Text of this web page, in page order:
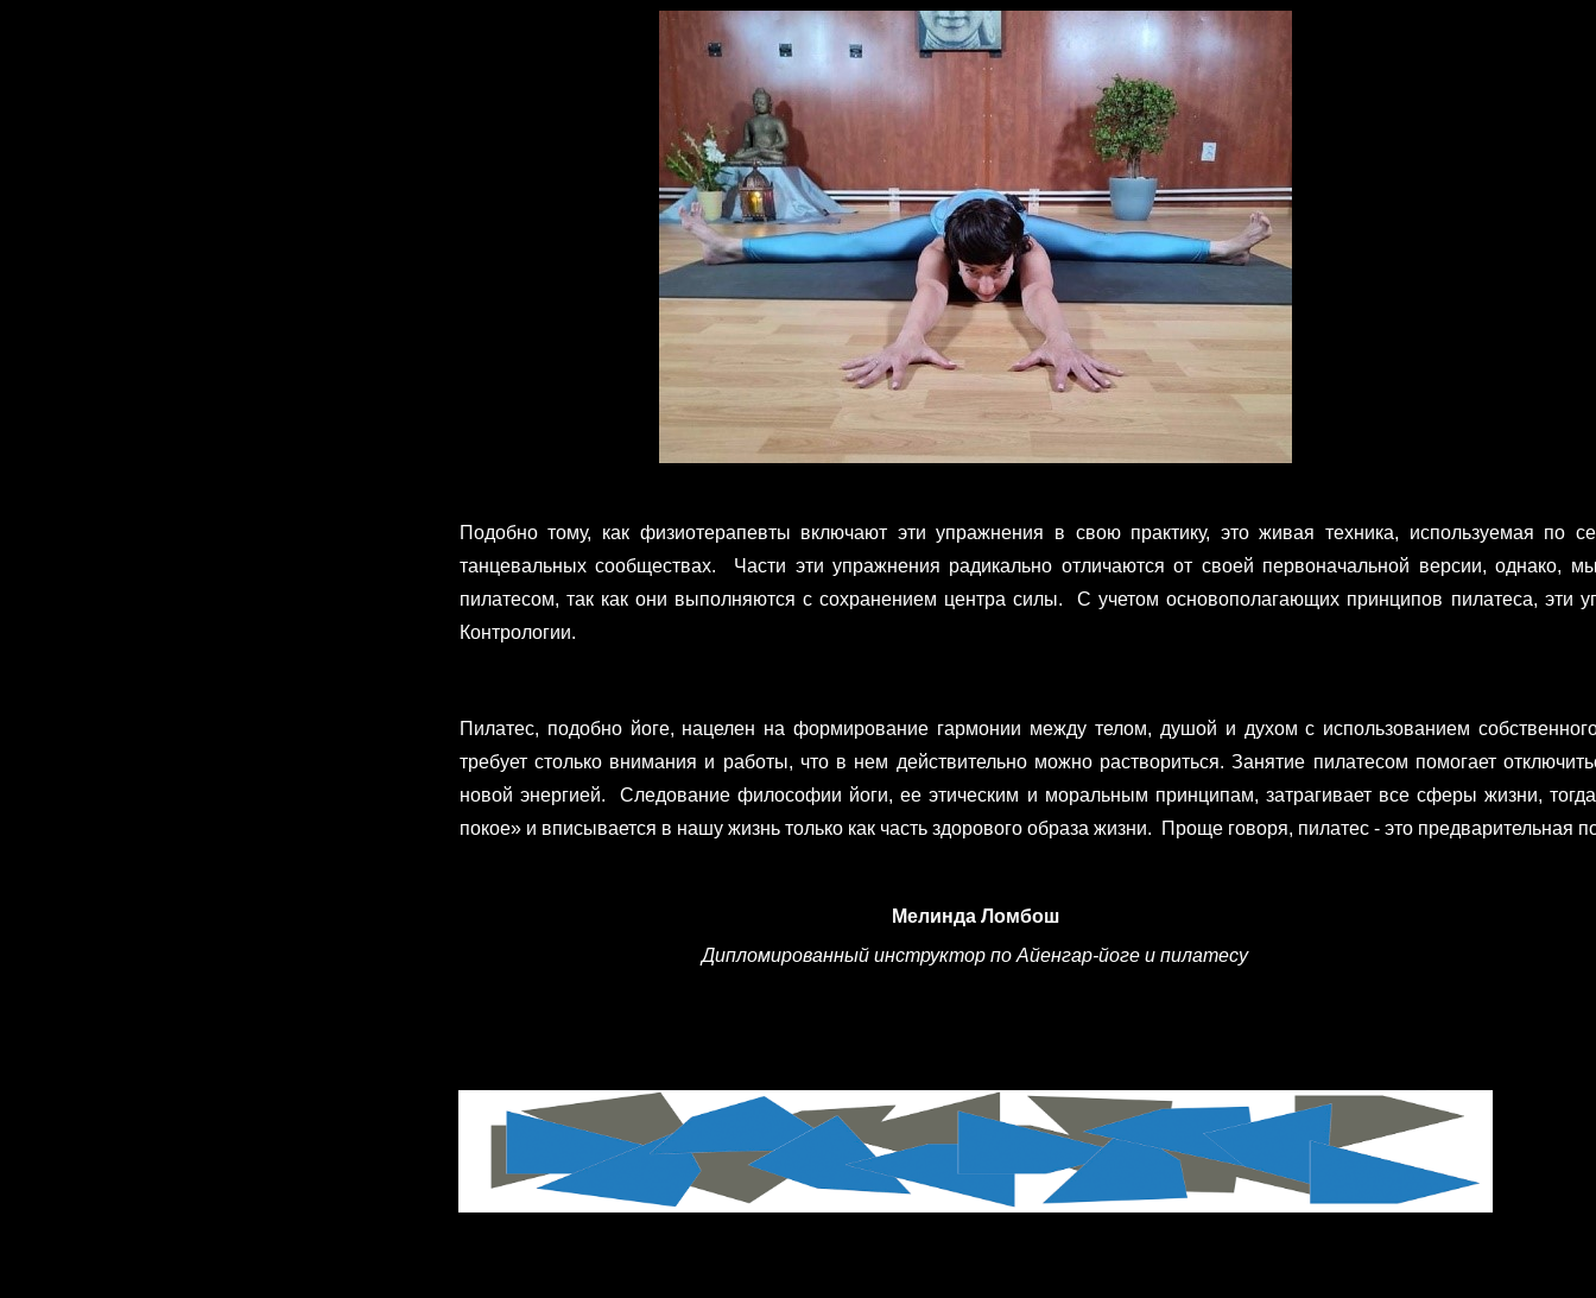
Подобно тому, как физиотерапевты включают эти упражнения в свою практику, это живая техника, используемая по
танцевальных сообществах. Части эти упражнения радикально отличаются от своей первоначальной версии, однако,
пилатесом, так как они выполняются с сохранением центра силы. С учетом основополагающих принципов пилатеса, эти
Контрологии.
Пилатес, подобно йоге, нацелен на формирование гармонии между телом, душой и духом с использованием
требует столько внимания и работы, что в нем действительно можно раствориться. Занятие пилатесом помогает
новой энергией. Следование философии йоги, ее этическим и моральным принципам, затрагивает все сферы жизни, тогда
покое» и вписывается в нашу жизнь только как часть здорового образа жизни. Проще говоря, пилатес - это предварительная
Мелинда Ломбош
Дипломированный инструктор по Айенгар-йоге и пилатесу